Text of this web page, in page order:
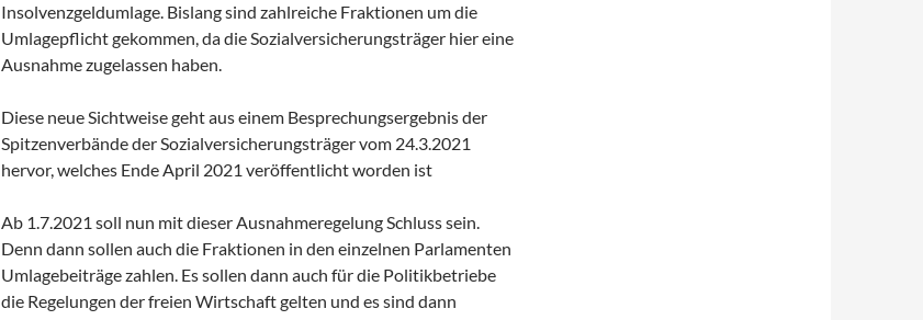
Insolvenzgeldumlage. Bislang sind zahlreiche Fraktionen um die
Umlagepflicht gekommen, da die Sozialversicherungsträger hier eine
Ausnahme zugelassen haben.
Diese neue Sichtweise geht aus einem Besprechungsergebnis der
Spitzenverbände der Sozialversicherungsträger vom 24.3.2021
hervor, welches Ende April 2021 veröffentlicht worden ist
Ab 1.7.2021 soll nun mit dieser Ausnahmeregelung Schluss sein.
Denn dann sollen auch die Fraktionen in den einzelnen Parlamenten
Umlagebeiträge zahlen. Es sollen dann auch für die Politikbetriebe
die Regelungen der freien Wirtschaft gelten und es sind dann